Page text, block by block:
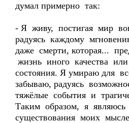
думал примерно так:
- Я живу, постигая мир
радуясь каждому
даже смерти, которая...
жизнь иного качества
состояния. Я умираю для
забываю, радуясь
тяжёлые события и
Таким образом, я
существования моих